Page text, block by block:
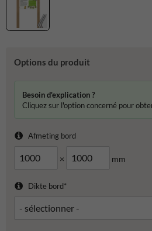
Options du produit
Besoin d'explication ?
Cliquez sur l'option concerné pour
Afmeting bord
× mm
Dikte bord*